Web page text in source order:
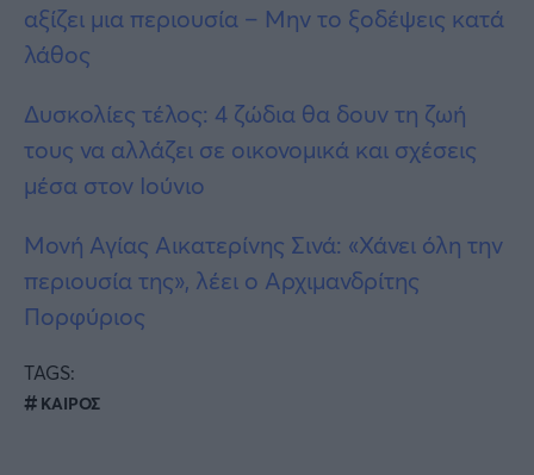
αξίζει μια περιουσία – Μην το ξοδέψεις κατά
λάθος
Δυσκολίες τέλος: 4 ζώδια θα δουν τη ζωή
τους να αλλάζει σε οικονομικά και σχέσεις
μέσα στον Ιούνιο
Μονή Αγίας Αικατερίνης Σινά: «Χάνει όλη την
περιουσία της», λέει ο Αρχιμανδρίτης
Πορφύριος
TAGS:
ΚΑΙΡΟΣ